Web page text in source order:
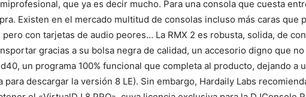
que ya es decir mucho. Para una consola que cuesta
Existen en el mercado multitud de consolas incluso más caras que
con tarjetas de audio peores… La RMX 2 es robusta, solida, de
gracias a su bolsa negra de calidad, un accesorio digno que
un programa 100% funcional que completa al producto, dejando a
para descargar la versión 8 LE). Sin embargo, Hardaily Labs